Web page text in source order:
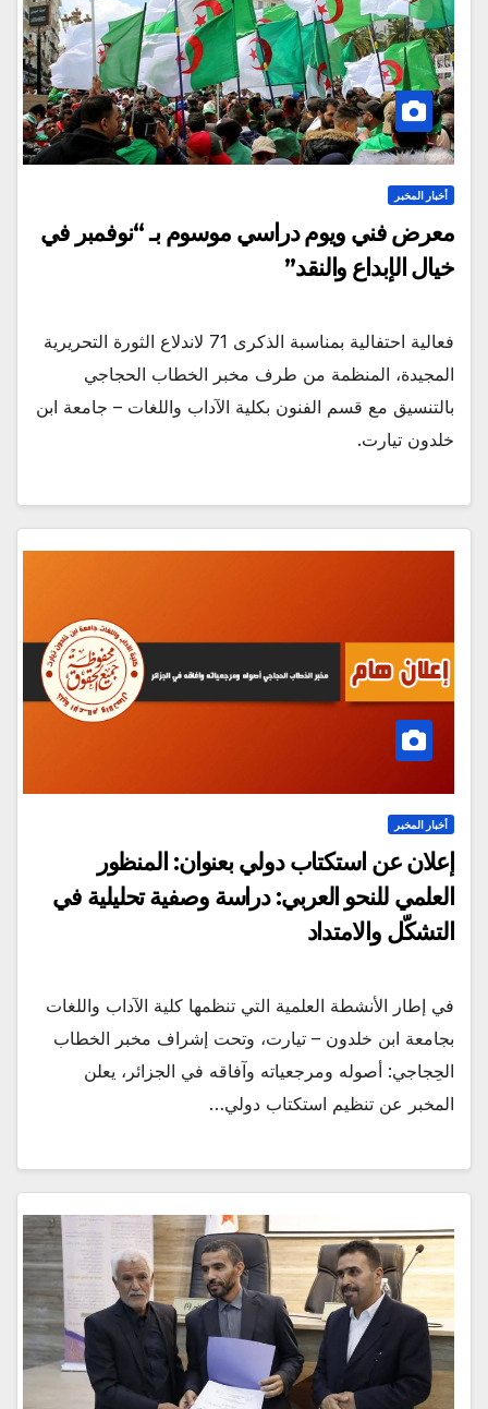
أخبار المخبر
معرض فني ويوم دراسي موسوم بـ “نوفمبر في
خيال الإبداع والنقد”
فعالية احتفالية بمناسبة الذكرى 71 لاندلاع الثورة التحريرية
المجيدة، المنظمة من طرف مخبر الخطاب الحجاجي
بالتنسيق مع قسم الفنون بكلية الآداب واللغات – جامعة ابن
خلدون تيارت.
أخبار المخبر
إعلان عن استكتاب دولي بعنوان: المنظور
العلمي للنحو العربي: دراسة وصفية تحليلية في
التشكّل والامتداد
في إطار الأنشطة العلمية التي تنظمها كلية الآداب واللغات
بجامعة ابن خلدون – تيارت، وتحت إشراف مخبر الخطاب
الحِجاجي: أصوله ومرجعياته وآفاقه في الجزائر، يعلن
المخبر عن تنظيم استكتاب دولي…